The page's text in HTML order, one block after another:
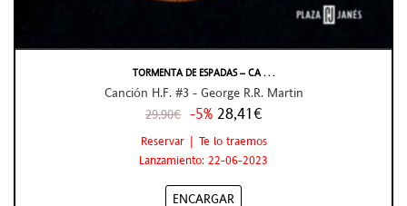
TORMENTA DE ESPADAS – CA . . .
Canción H.F. #3 - George R.R. Martin
29,90€ -5% 28,41€
Reservar | Te lo traemos
Lanzamiento: 22-06-2023
ENCARGAR